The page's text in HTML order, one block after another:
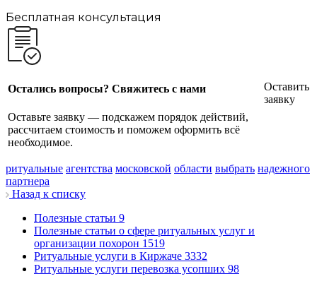
Бесплатная консультация
Остались вопросы? Свяжитесь с нами
Оставьте заявку — подскажем порядок действий,
рассчитаем стоимость и поможем оформить всё
необходимое.
Оставить
заявку
ритуальные агентства московской области выбрать надежного
партнера
Назад к списку
Полезные статьи 9
Полезные статьи о сфере ритуальных услуг и
организации похорон 1519
Ритуальные услуги в Киржаче 3332
Ритуальные услуги перевозка усопших 98